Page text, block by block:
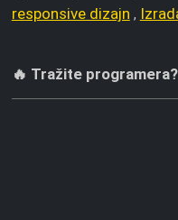
responsive dizajn ,
🔥 Tražite